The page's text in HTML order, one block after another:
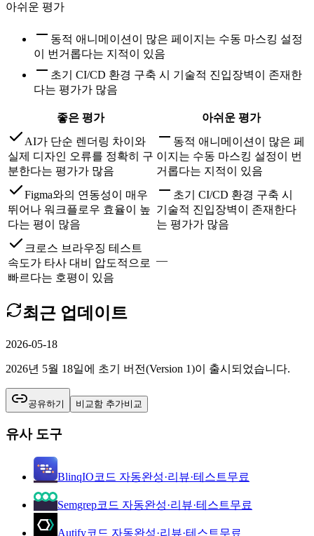
아쉬운 평가
동적 애니메이션이 많은 페이지는 수동 마스킹 설정
이 번거롭다는 지적이 있음
초기 CI/CD 환경 구축 시 기술적 진입장벽이 존재한
다는 평가가 많음
좋은 평가
아쉬운 평가
AI가 단순 렌더링 차이와
실제 디자인 오류를 정확히 구
분한다는 평가가 많음
동적 애니메이션이 많은 페
이지는 수동 마스킹 설정이 번
거롭다는 지적이 있음
Figma와의 연동성이 매우
뛰어나 워크플로우 효율이 높
다는 평이 많음
초기 CI/CD 환경 구축 시
기술적 진입장벽이 존재한다
는 평가가 많음
크로스 브라우징 테스트
속도가 타사 대비 압도적으로
빠르다는 호평이 있음
—
최근 업데이트
2026-05-18
2026년 5월 18일에 초기 버전(Version 1)이 출시되었습니다.
공유하기 비교함 추가비교
유사 도구
BlinqIO코드 자동완성·리뷰·테스트무료
Semgrep코드 자동완성·리뷰·테스트무료
Autify코드 자동완성·리뷰·테스트무료